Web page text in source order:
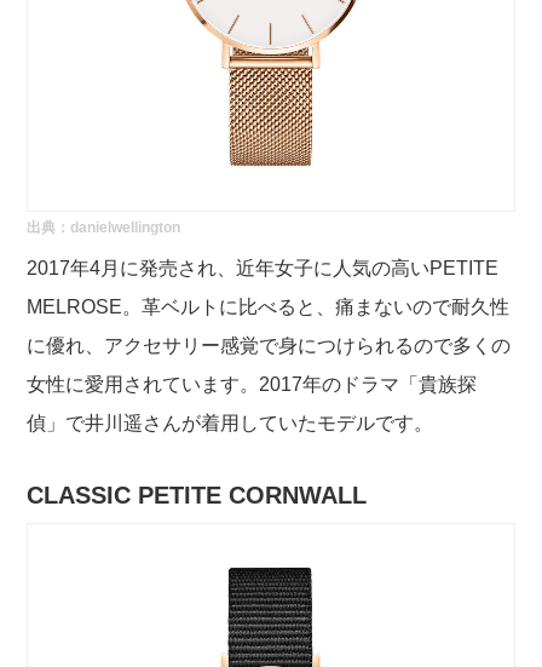
出典：danielwellington
2017年4月に発売され、近年女子に人気の高いPETITE
MELROSE。革ベルトに比べると、痛まないので耐久性
に優れ、アクセサリー感覚で身につけられるので多くの
女性に愛用されています。2017年のドラマ「貴族探
偵」で井川遥さんが着用していたモデルです。
CLASSIC PETITE CORNWALL